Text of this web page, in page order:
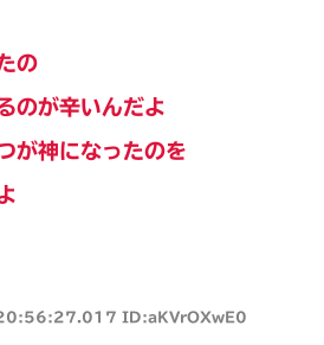
の
のが辛いんだよ
が神になったのを
ID:aKVrOXwE0